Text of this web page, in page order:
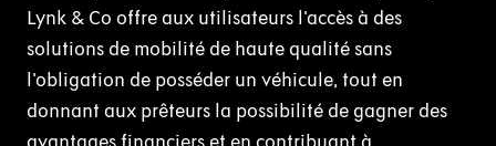
Lynk & Co offre aux utilisateurs l'accès à des
solutions de mobilité de haute qualité sans
l'obligation de posséder un véhicule, tout en
donnant aux prêteurs la possibilité de gagner des